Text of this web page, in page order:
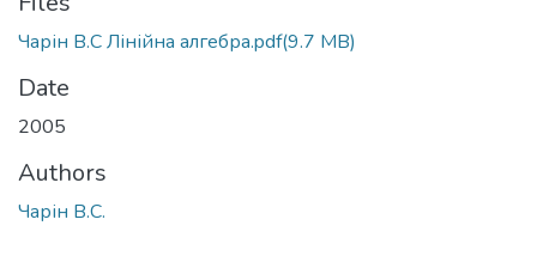
Чарін В.С Лінійна алгебра.pdf(9.7 MB)
Date
2005
Authors
Чарін В.С.